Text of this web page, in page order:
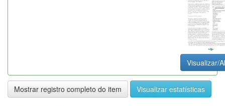
Visualizar/
Mostrar registro completo do item Visualizar estatísticas